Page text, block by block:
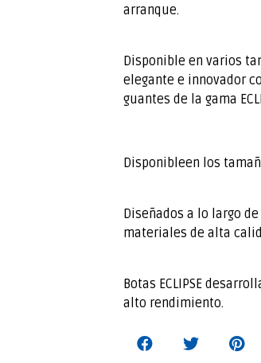
arranque.
Disponible en varios
elegante e innovador
guantes de la gama
Disponibleen los
Diseñados a lo largo
materiales de alta
Botas ECLIPSE
alto rendimiento.